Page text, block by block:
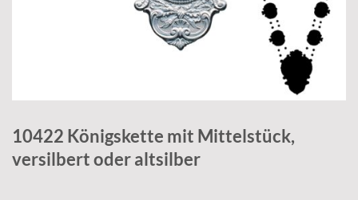
10422 Königskette mit Mittelstück,
versilbert oder altsilber